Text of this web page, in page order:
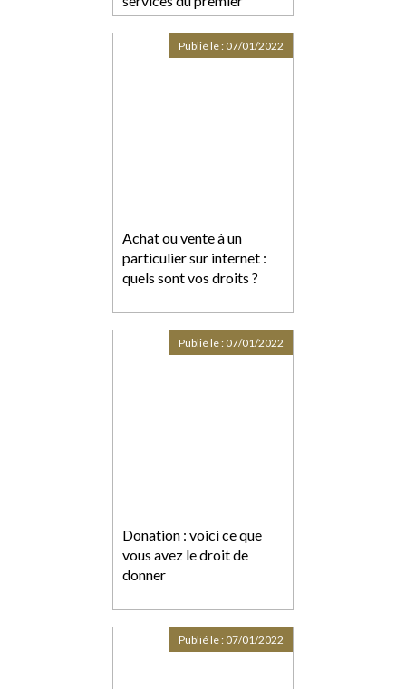
ministre
Achat ou vente à un
particulier sur internet :
quels sont vos droits ?
Publié le : 07/01/2022
Donation : voici ce que
vous avez le droit de
donner
Publié le : 07/01/2022
Publié le : 07/01/2022